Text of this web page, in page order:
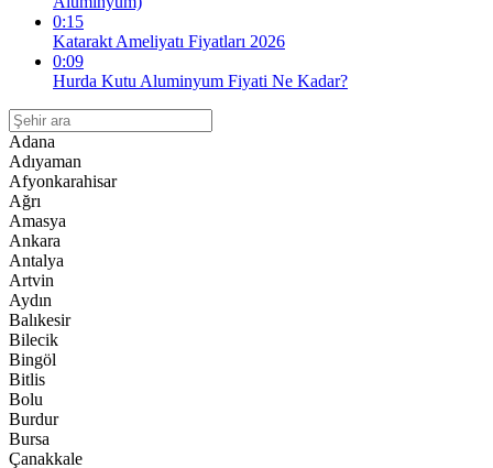
0:15
Katarakt Ameliyatı Fiyatları 2026
0:09
Hurda Kutu Aluminyum Fiyati Ne Kadar?
Adana
Adıyaman
Afyonkarahisar
Ağrı
Amasya
Ankara
Antalya
Artvin
Aydın
Balıkesir
Bilecik
Bingöl
Bitlis
Bolu
Burdur
Bursa
Çanakkale